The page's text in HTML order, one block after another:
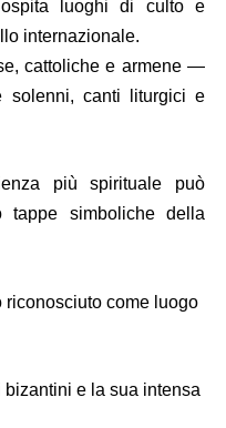
luoghi di culto e
internazionale.
cattoliche e armene —
solenni, canti liturgici e
più spirituale può
tappe simboliche della
riconosciuto come luogo
e la sua intensa